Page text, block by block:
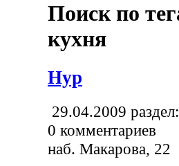
Поиск по
кухня
Нур
29.04.2009 раздел:
0 комментариев
наб. Макарова, 22